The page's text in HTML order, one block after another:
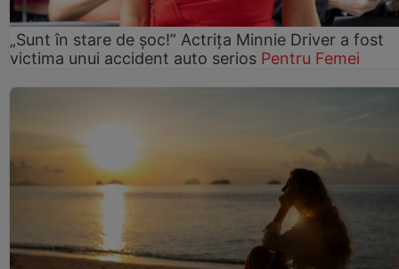
„Sunt în stare de șoc!” Actrița Minnie Driver a fost
victima unui accident auto serios Pentru Femei